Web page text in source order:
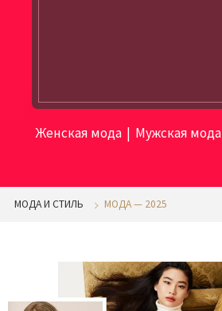
Женская мода | Мужская мода
МОДА И СТИЛЬ МОДА — 2025